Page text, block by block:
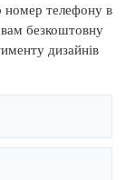
номер телефону в
безкоштовну
дизайнів